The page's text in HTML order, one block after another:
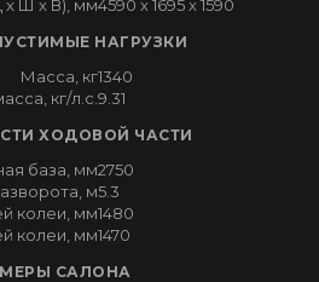
x Ш x В), мм4590 x 1695 x 1590
НАГРУЗКИ
Масса, кг1340
кг/л.с. 9.31
ХОДОВОЙ ЧАСТИ
база, мм2750
м5.3
колеи, мм1480
колеи, мм1470
САЛОНА